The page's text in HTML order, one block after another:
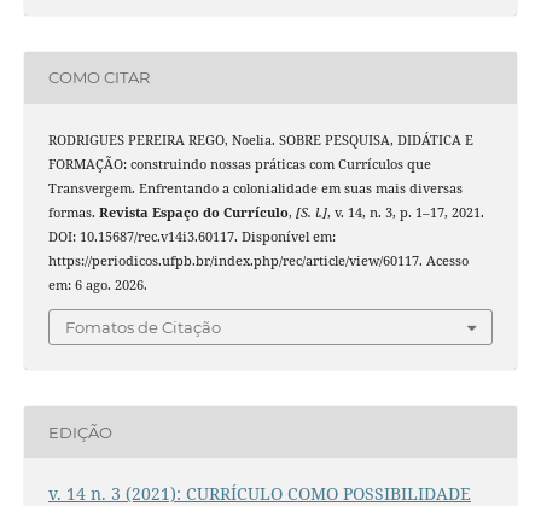
COMO CITAR
RODRIGUES PEREIRA REGO, Noelia. SOBRE PESQUISA, DIDÁTICA E
FORMAÇÃO: construindo nossas práticas com Currículos que
Transvergem. Enfrentando a colonialidade em suas mais diversas
formas. Revista Espaço do Currículo, [S. l.], v. 14, n. 3, p. 1–17, 2021.
DOI: 10.15687/rec.v14i3.60117. Disponível em:
https://periodicos.ufpb.br/index.php/rec/article/view/60117. Acesso
em: 6 ago. 2026.
Fomatos de Citação
EDIÇÃO
v. 14 n. 3 (2021): CURRÍCULO COMO POSSIBILIDADE